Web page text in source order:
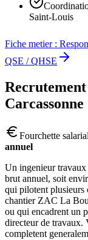
Saint-Louis
Fiche metier :
QSE / QHSE
Recrutement
Carcassonne
Fourchette
annuel
Un ingenieur
brut annuel, soit
qui pilotent plusieurs
chantier ZAC La
ou qui encadrent un
directeur de travaux.
completent